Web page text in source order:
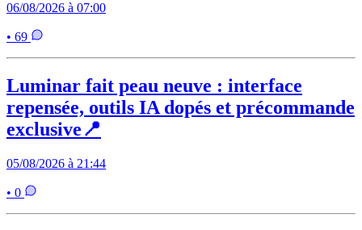
06/08/2026 à 07:00
• 69
Luminar fait peau neuve : interface
repensée, outils IA dopés et précommande
exclusive📍
05/08/2026 à 21:44
• 0